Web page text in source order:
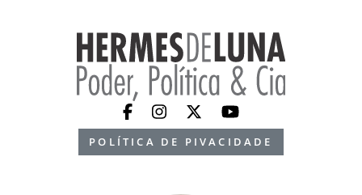
POLÍTICA DE PIVACIDADE